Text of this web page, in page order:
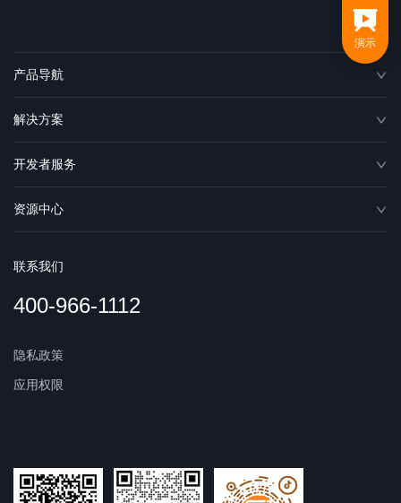
产品导航
解决方案
开发者服务
资源中心
联系我们
400-966-1112
隐私政策
应用权限
演示